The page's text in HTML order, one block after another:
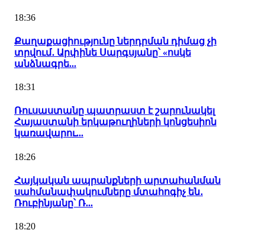
18:36
Քաղաքացիությունը ներդրման դիմաց չի
տրվում․ Արփինե Սարգսյանը՝ «ոսկե
անձնագրե...
18:31
Ռուսաստանը պատրաստ է շարունակել
Հայաստանի երկաթուղիների կոնցեսիոն
կառավարու...
18:26
Հայկական ապրանքների արտահանման
սահմանափակումները մտահոգիչ են․
Ռուբինյանը՝ Ռ...
18:20